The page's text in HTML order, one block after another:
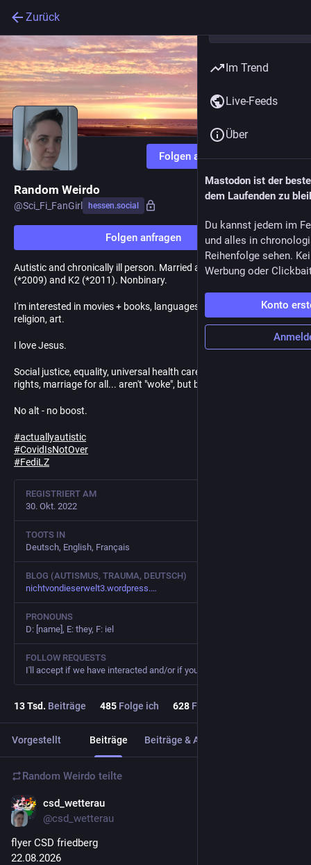
Zurück
Folgen anfragen
Random Weirdo
@Sci_Fi_FanGirl hessen.social
Folgen anfragen
Autistic and chronically ill person. Married and parent to K1
(*2009) and K2 (*2011). Nonbinary.
I'm interested in movies + books, languages, science, psychology,
religion, art.
I love Jesus.
Social justice, equality, universal health care, sustainability, trans
rights, marriage for all... aren't "woke", but basic human decency.
No alt - no boost.
#actuallyautistic
#CovidIsNotOver
#FediLZ
REGISTRIERT AM
30. Okt. 2022
TOOTS IN
Deutsch, English, Français
BLOG (AUTISMUS, TRAUMA, DEUTSCH)
nichtvondieserwelt3.wordpress.
PRONOUNS
D: [name], E: they, F: iel
FOLLOW REQUESTS
13Tsd. Beiträge 485 Folge ich 628 Follower
Vorgestellt Beiträge Beiträge & Antworten
Random Weirdo teilte
csd_wetterau
@csd_wetterau
flyer CSD friedberg
22.08.2026
Im Trend
Live-Feeds
Über
Mastodon ist der
dem Laufenden zu
Du kannst jedem im
und alles in
Reihenfolge sehen.
Werbung oder
Konto